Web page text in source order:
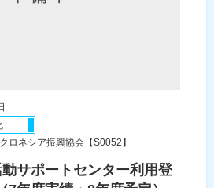
ネシア振興協会【S0052】
サポートセンター利用登